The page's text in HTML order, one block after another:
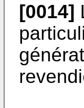
[0014]